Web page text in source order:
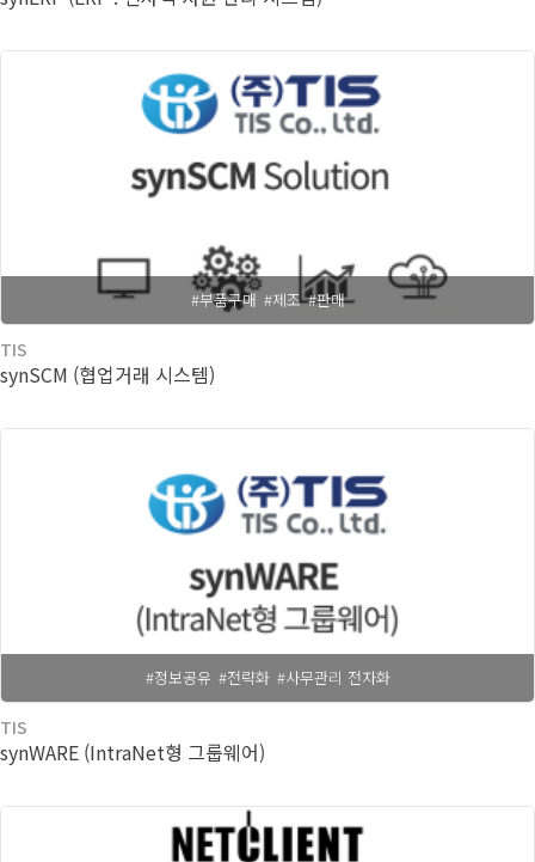
#부품구매 #제조 #판매
TIS
synSCM (협업거래 시스템)
#정보공유 #전략화 #사무관리 전자화
TIS
synWARE (IntraNet형 그룹웨어)